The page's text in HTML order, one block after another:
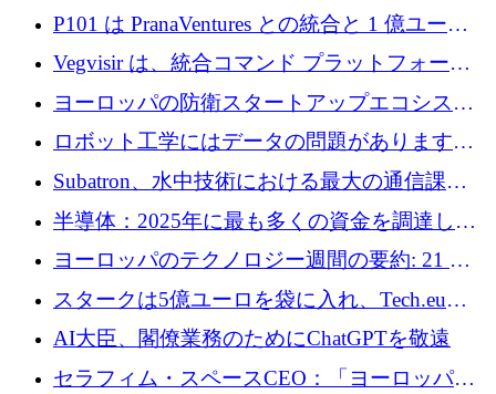
フォーム Ogma を買収して子ども向け言語療
法を拡大
P101 は PranaVentures との統合と 1 億ユーロ
のファンドによりシード投資に拡大
Vegvisir は、統合コマンド プラットフォーム
を通じて関連する無人システムを接続するた
めの資金を調達します
ヨーロッパの防衛スタートアップエコシステ
ムとなったハッカソン
ロボット工学にはデータの問題があります。
Macrodata Labs はそれを解決したいと考えて
Subatron、水中技術における最大の通信課題
の 1 つに取り組むために 16 万 2,000 ユーロを
確保
半導体：2025年に最も多くの資金を調達した
10社
ヨーロッパのテクノロジー週間の要約: 21 億
ユーロの取引と Tech.eu Funding Explorer
スタークは5億ユーロを袋に入れ、Tech.eu
Funding Explorerの立ち上げ、そしてルクセン
AI大臣、閣僚業務のためにChatGPTを敬遠
セラフィム・スペースCEO：「ヨーロッパは